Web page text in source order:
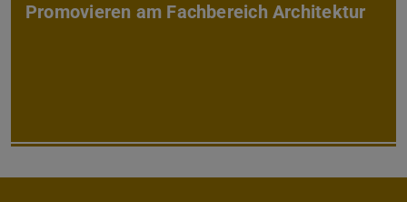
Promovieren am Fachbereich Architektur